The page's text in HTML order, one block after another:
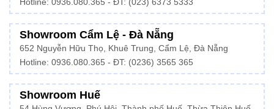
Hotline: 0936.080.365 - ĐT: (023) 6373 5333
Showroom Cẩm Lệ - Đà Nẵng
652 Nguyễn Hữu Thọ, Khuê Trung, Cẩm Lệ, Đà Nẵng
Hotline: 0936.080.365 - ĐT: (0236) 3565 365
Showroom Huế